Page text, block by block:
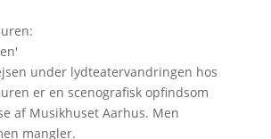
:
'
under lydteatervandringen hos
er en scenografisk opfindsom
af Musikhuset Aarhus. Men
mangler.